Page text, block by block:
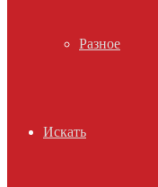
Разное
Искать